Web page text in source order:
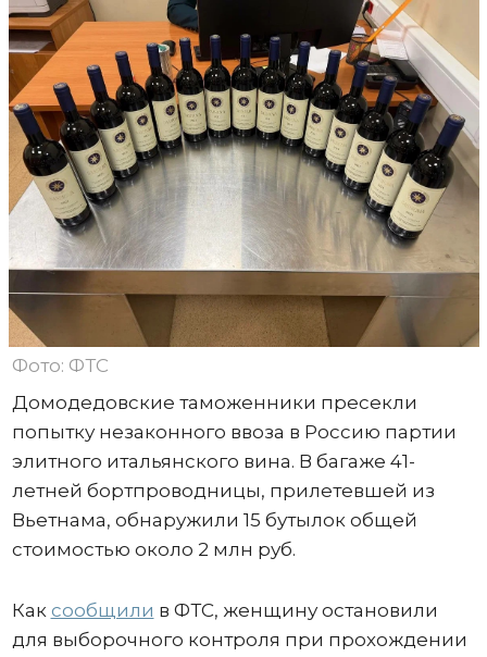
Фото: ФТС
Домодедовские таможенники пресекли
попытку незаконного ввоза в Россию партии
элитного итальянского вина. В багаже 41-
летней бортпроводницы, прилетевшей из
Вьетнама, обнаружили 15 бутылок общей
стоимостью около 2 млн руб.
Как сообщили в ФТС, женщину остановили
для выборочного контроля при прохождении